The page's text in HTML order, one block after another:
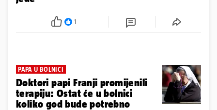
1
PAPA U BOLNICI
Doktori papi Franji promijenili
terapiju: Ostat će u bolnici
koliko god bude potrebno